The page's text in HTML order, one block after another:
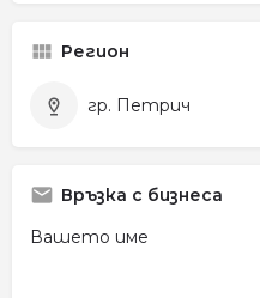
Регион
гр. Петрич
Връзка с бизнеса
Вашето име